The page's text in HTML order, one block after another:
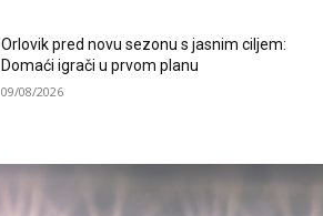
Orlovik pred novu sezonu s jasnim ciljem:
Domaći igrači u prvom planu
09/08/2026